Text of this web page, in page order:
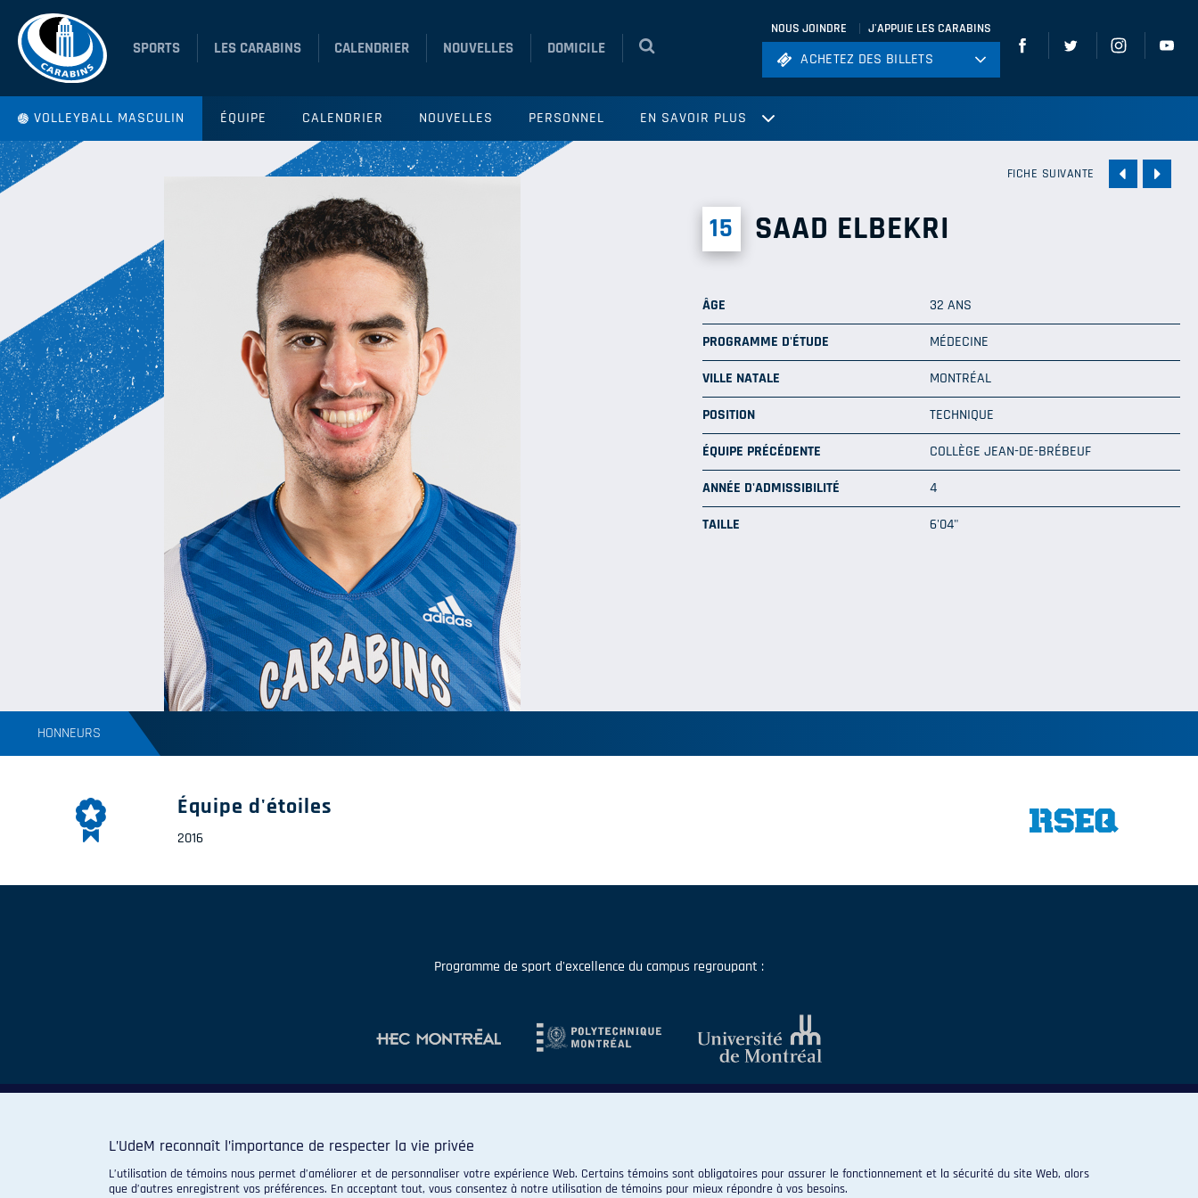
SPORTS LES CARABINS CALENDRIER NOUVELLES DOMICILE
NOUS JOINDRE J'APPUIE LES CARABINS
ACHETEZ DES BILLETS
Volleyball
ACHETEZ DES BILLETS
VOLLEYBALL MASCULIN ÉQUIPE CALENDRIER NOUVELLES PERSONNEL EN SAVOIR PLUS
FICHE SUIVANTE
15 SAAD ELBEKRI
ÂGE
32 ANS
PROGRAMME D'ÉTUDE
MÉDECINE
VILLE NATALE
MONTRÉAL
POSITION
TECHNIQUE
ÉQUIPE PRÉCÉDENTE
COLLÈGE JEAN-DE-BRÉBEUF
ANNÉE D'ADMISSIBILITÉ
4
TAILLE
6'04"
HONNEURS
Équipe d'étoiles
2016
Programme de sport d'excellence du campus regroupant :
L’UdeM reconnaît l’importance de respecter la vie privée
L’utilisation de témoins nous permet d’améliorer et de personnaliser votre expérience Web. Certains témoins sont obligatoires pour assurer le fonctionnement et la sécurité du site Web, alors
que d’autres enregistrent vos préférences. En acceptant tout, vous consentez à notre utilisation de témoins pour mieux répondre à vos besoins.